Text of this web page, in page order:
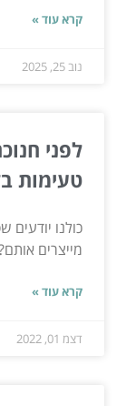
קרא עוד »
נוב 25, 2025
לפני
טעימות
כולנו יודעים
מייצרים
קרא עוד »
דצמ 01, 2022